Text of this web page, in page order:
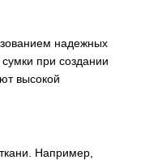
надежных
при создании
высокой
Например,